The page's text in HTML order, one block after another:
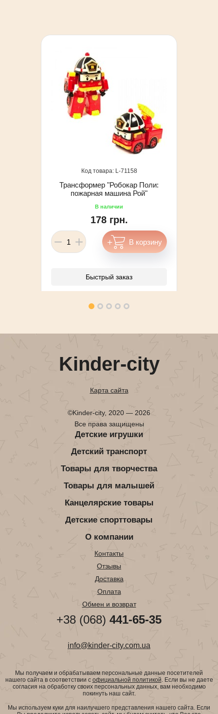
71158
Трансформер "Робокар Поли:
пожарная машина Рой"
178 грн.
Быстрый заказ
Kinder-city
Карта сайта
©Kinder-city, 2020 — 2026
Все права защищены
Детские игрушки
Детский транспорт
Товары для творчества
Товары для малышей
Канцелярские товары
Детские спорттовары
О компании
Контакты
Отзывы
Доставка
Оплата
Обмен и возврат
+38 (068) 441-65-35
info@kinder-city.com.ua
Мы получаем и обрабатываем персональные данные посетителей
нашего сайта в соответствии с официальной политикой. Если вы не даете
согласия на обработку своих персональных данных, вам необходимо
покинуть наш сайт.
Мы используем куки для наилучшего представления нашего сайта. Если